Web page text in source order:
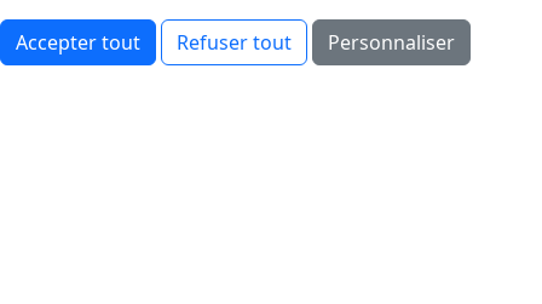
Accepter tout Refuser tout Personnaliser